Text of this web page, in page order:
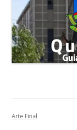
Arte Final